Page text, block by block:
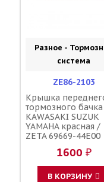
Разное -
система
ZE86-2103
Крышка
тормозного бачка
KAWASAKI SUZUK
YAMAHA красная /
ZETA 69669-44E00
27C00 43026-0020
25852-00-00 5MV-
25852-01-00
1600 ₽
В КОРЗИНУ